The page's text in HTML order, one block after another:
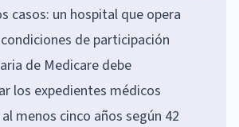
casos: un hospital que opera
de participación
de Medicare debe
los expedientes médicos
menos cinco años según 42